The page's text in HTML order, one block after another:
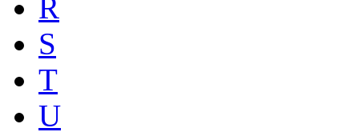
R
S
T
U